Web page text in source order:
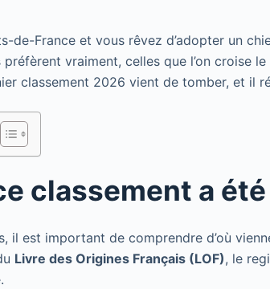
de-France et vous rêvez d’adopter un
vraiment, celles que l’on croise
classement 2026 vient de tomber, et il
classement a
il est important de comprendre d’où
Livre des Origines Français (LOF), le